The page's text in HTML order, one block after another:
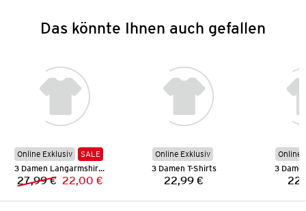
Das könnte Ihnen auch gefallen
Online Exklusiv
SALE
3 Damen Langarmshirts
Vorheriger Preis:
27,99 € Neuer Preis:
22,00 €
Online Exklusiv
3 Damen T-Shirts
Preis:
22,99 €
Online
3